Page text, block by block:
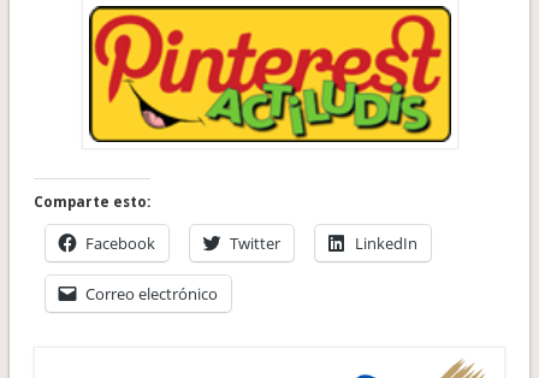
Comparte esto:
Facebook Twitter LinkedIn
Correo electrónico